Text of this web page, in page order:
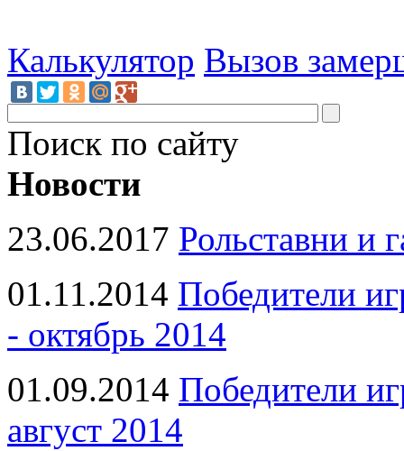
Калькулятор Вызов
Поиск по сайту
Новости
23.06.2017 Рольставни и
01.11.2014 Победители
- октябрь 2014
01.09.2014 Победители
август 2014